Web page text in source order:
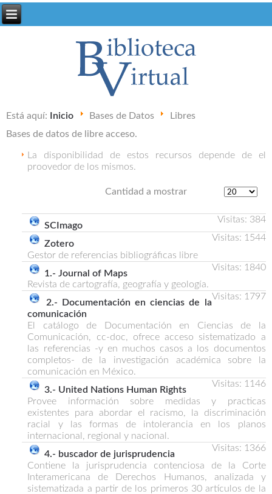
Está aquí: Inicio Bases de Datos
Libres
Bases de datos de libre acceso.
La disponibilidad de estos recursos depende de el
proovedor de los mismos.
Cantidad a mostrar
Visitas: 384
SCImago
Visitas: 1544
Zotero
Gestor de referencias bibliográficas libre
Visitas: 1840
1.- Journal of Maps
Revista de cartografía, geografía y geología.
Visitas: 1797
2.- Documentación en ciencias de la
comunicación
El catálogo de Documentación en Ciencias de la
Comunicación, cc-doc, ofrece acceso sistematizado a
las referencias -y en muchos casos a los documentos
completos- de la investigación académica sobre la
comunicación en México.
Visitas: 1146
3.- United Nations Human Rights
Provee información sobre medidas y practicas
existentes para abordar el racismo, la discriminación
racial y las formas de intolerancia en los planos
internacional, regional y nacional.
Visitas: 1366
4.- buscador de jurisprudencia
Contiene la jurisprudencia contenciosa de la Corte
Interamericana de Derechos Humanos, analizada y
sistematizada a partir de los primeros 30 artículos de la